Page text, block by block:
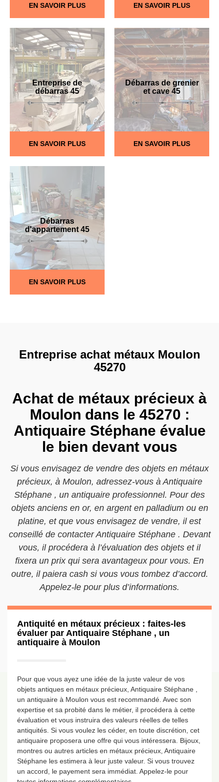
EN SAVOIR PLUS EN SAVOIR PLUS
Entreprise de
débarras 45
EN SAVOIR PLUS
Débarras de grenier
et cave 45
EN SAVOIR PLUS
Débarras
d'appartement 45
EN SAVOIR PLUS
Entreprise achat métaux Moulon
45270
Achat de métaux précieux à
Moulon dans le 45270 :
Antiquaire Stéphane évalue
le bien devant vous
Si vous envisagez de vendre des objets en métaux
précieux, à Moulon, adressez-vous à Antiquaire
Stéphane , un antiquaire professionnel. Pour des
objets anciens en or, en argent en palladium ou en
platine, et que vous envisagez de vendre, il est
conseillé de contacter Antiquaire Stéphane . Devant
vous, il procédera à l’évaluation des objets et il
fixera un prix qui sera avantageux pour vous. En
outre, il paiera cash si vous vous tombez d’accord.
Appelez-le pour plus d’informations.
Antiquité en métaux précieux : faites-les
évaluer par Antiquaire Stéphane , un
antiquaire à Moulon
Pour que vous ayez une idée de la juste valeur de vos
objets antiques en métaux précieux, Antiquaire Stéphane ,
un antiquaire à Moulon vous est recommandé. Avec son
expertise et sa probité dans le métier, il procédera à cette
évaluation et vous instruira des valeurs réelles de telles
antiquités. Si vous voulez les céder, en toute discrétion, cet
antiquaire proposera une offre qui vous intéressera. Bijoux,
montres ou autres articles en métaux précieux, Antiquaire
Stéphane les estimera à leur juste valeur. Si vous trouvez
un accord, le payement sera immédiat. Appelez-le pour